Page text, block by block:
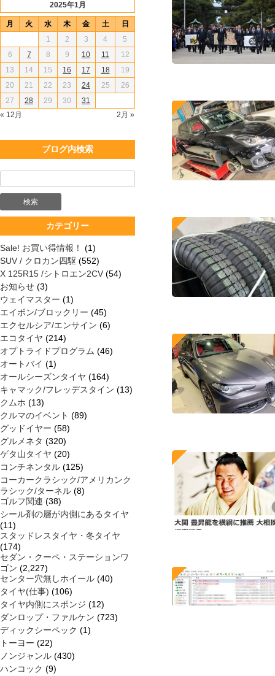
2025年1月
月 火 水 木 金 土 日
« 12月 2月 »
1 2 3 4
5
6
7 8 9 10 11
12
13
14 15 16 17 18
19
20
21 22 23 24 25
26
27
28 29 30 31
ブログ内検索
カテゴリー
Sale! お買い得情報！
(1)
SUV / クロカン四駆 (552)
X 125R15 /シトロエン2CV (54)
お知らせ (3)
ウェイマスター (1)
エイボン/ブロックリー (45)
エクセルシア/エンサイン (6)
エコタイヤ (214)
オプトライドプログラム (46)
オートバイ (1)
オールシーズンタイヤ (164)
キャマック/フレッデスタイン (13)
クムホ (13)
クルマのイベント (89)
グッドイヤー (58)
グルメネタ (320)
ゲタ山タイヤ (20)
コンチネンタル (125)
コーカークラシック/アメリカンク
ラシック/ターネル (8)
ゴルフ関連 (38)
シール剤の層が内側にあるタイヤ
(11)
スタッドレスタイヤ・冬タイヤ
(174)
セダン・クーペ・ステーションワ
ゴン (2,227)
センター穴無しホイール (40)
タイヤ(仕事) (106)
タイヤ内側にスポンジ (12)
ダンロップ・ファルケン (723)
ディックシーペック (1)
トーヨー (22)
ノンジャンル (430)
ハンコック (9)